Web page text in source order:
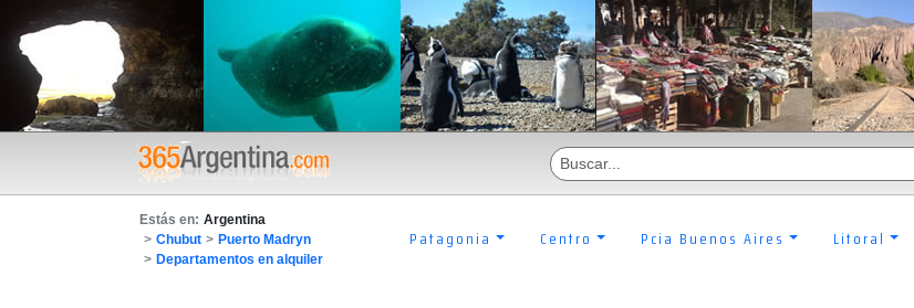
Estás en: Argentina
> Chubut > Puerto Madryn
> Departamentos en alquiler
Patagonia Centro Pcia Buenos Aires Litoral